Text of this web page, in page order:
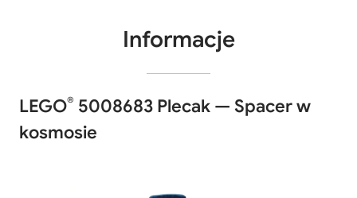
Informacje
LEGO® 5008683 Plecak — Spacer w
kosmosie